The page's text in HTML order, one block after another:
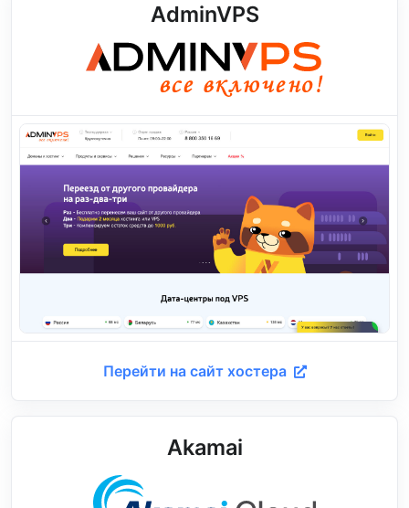
AdminVPS
Перейти на сайт хостера
Akamai